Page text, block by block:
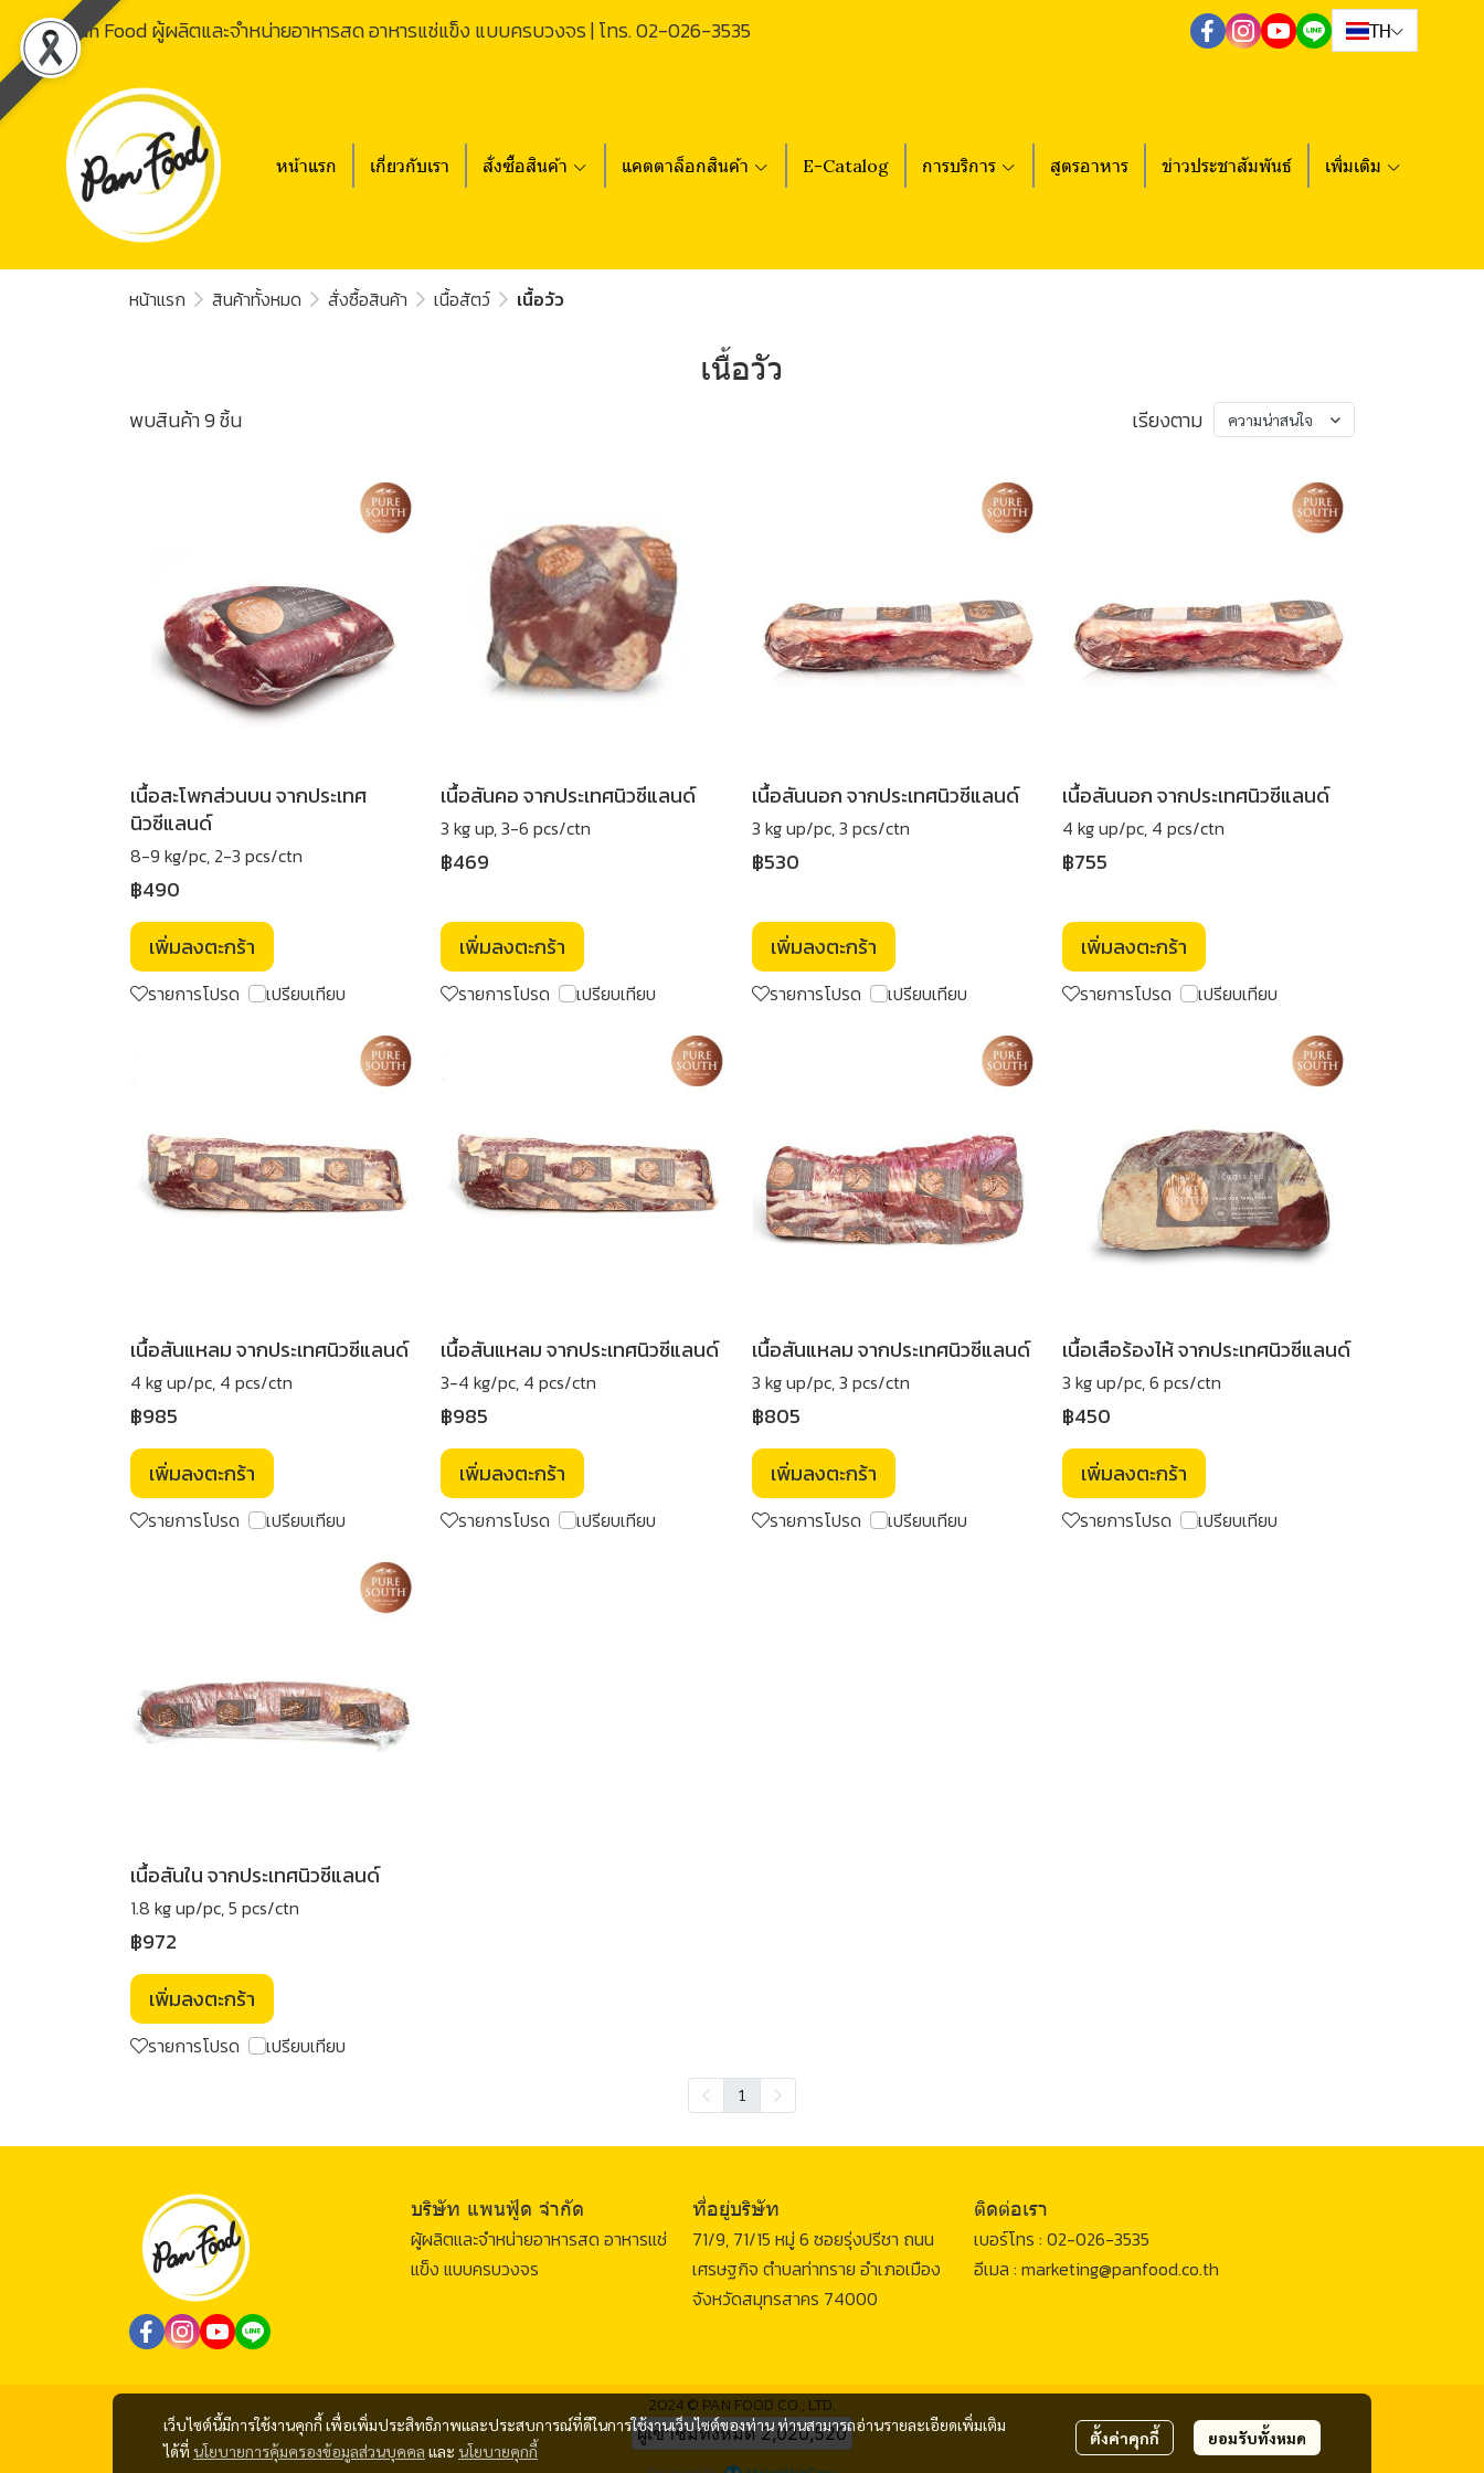
Pan Food ผู้ผลิตและจำหน่ายอาหารสด อาหารแช่แข็ง แบบครบวงจร | โทร.02-026-3535 TH
หน้าแรก เกี่ยวกับเรา สั่งซื้อสินค้า แคตตาล็อกสินค้า E-Catalog การบริการ สูตรอาหาร ข่าวประชาสัมพันธ์ เพิ่มเติม
หน้าแรก สินค้าทั้งหมด สั่งซื้อสินค้า เนื้อสัตว์ เนื้อวัว
เนื้อวัว
พบสินค้า 9 ชิ้น เรียงตาม ความน่าสนใจ
เนื้อสะโพกส่วนบน จากประเทศ
นิวซีแลนด์
8-9 kg/pc, 2-3 pcs/ctn
฿490
เพิ่มลงตะกร้า
รายการโปรด เปรียบเทียบ
เนื้อสันคอ จากประเทศนิวซีแลนด์
3 kg up, 3-6 pcs/ctn
฿469
เพิ่มลงตะกร้า
รายการโปรด เปรียบเทียบ
เนื้อสันนอก จากประเทศนิวซีแลนด์
3 kg up/pc, 3 pcs/ctn
฿530
เพิ่มลงตะกร้า
รายการโปรด เปรียบเทียบ
เนื้อสันนอก จากประเทศนิวซีแลนด์
4 kg up/pc, 4 pcs/ctn
฿755
เพิ่มลงตะกร้า
รายการโปรด เปรียบเทียบ
เนื้อสันแหลม จากประเทศนิวซีแลนด์
4 kg up/pc, 4 pcs/ctn
฿985
เพิ่มลงตะกร้า
รายการโปรด เปรียบเทียบ
เนื้อสันแหลม จากประเทศนิวซีแลนด์
3-4 kg/pc, 4 pcs/ctn
฿985
เพิ่มลงตะกร้า
รายการโปรด เปรียบเทียบ
เนื้อสันแหลม จากประเทศนิวซีแลนด์
3 kg up/pc, 3 pcs/ctn
฿805
เพิ่มลงตะกร้า
รายการโปรด เปรียบเทียบ
เนื้อเสือร้องไห้ จากประเทศนิวซีแลนด์
3 kg up/pc, 6 pcs/ctn
฿450
เพิ่มลงตะกร้า
รายการโปรด เปรียบเทียบ
เนื้อสันใน จากประเทศนิวซีแลนด์
1.8 kg up/pc, 5 pcs/ctn
฿972
เพิ่มลงตะกร้า
รายการโปรด เปรียบเทียบ
1
เว็บไซต์นี้มีการใช้งานคุกกี้ เพื่อเพิ่มประสิทธิภาพและประสบการณ์ที่ดีในการใช้งานเว็บไซต์ของท่าน ท่านสามารถอ่านรายละเอียดเพิ่มเติม
ได้ที่ นโยบายการคุ้มครองข้อมูลส่วนบุคคล และ นโยบายคุกกี้
ตั้งค่าคุกกี้ ยอมรับทั้งหมด
บริษัท แพนฟู้ด จำกัด
ผู้ผลิตและจำหน่ายอาหารสด อาหารแช่
แข็ง แบบครบวงจร
ที่อยู่บริษัท
71/9, 71/15 หมู่ 6 ซอยรุ่งปรีชา ถนน
เศรษฐกิจ ตำบลท่าทราย อำเภอเมือง
จังหวัดสมุทรสาคร 74000
ติดต่อเรา
เบอร์โทร : 02-026-3535
อีเมล : marketing@panfood.co.th
2024 © PAN FOOD CO., LTD.
ผู้เข้าชมวันนี้1,154